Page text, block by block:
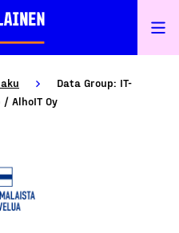
Data Group: IT-
AlhoIT Oy